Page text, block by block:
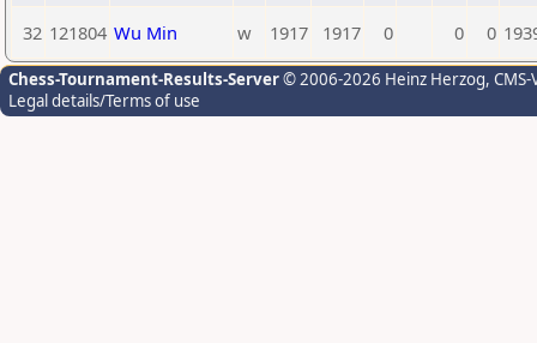
32 121804 Wu Min w 1917 1917 0 0 0
Chess-Tournament-Results-Server© 2006-2026 Heinz Herzog,
Legal details/Terms of use